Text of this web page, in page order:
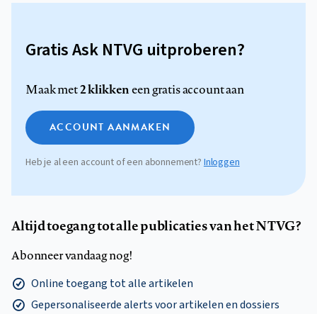
Gratis Ask NTVG uitproberen?
Maak met2 klikkeneen gratis account aan
ACCOUNT AANMAKEN
Heb je al een account of een abonnement?Inloggen
Altijd toegang tot alle publicaties van het NTVG?
Abonneer vandaag nog!
Online toegang tot alle artikelen
Gepersonaliseerde alerts voor artikelen en dossiers